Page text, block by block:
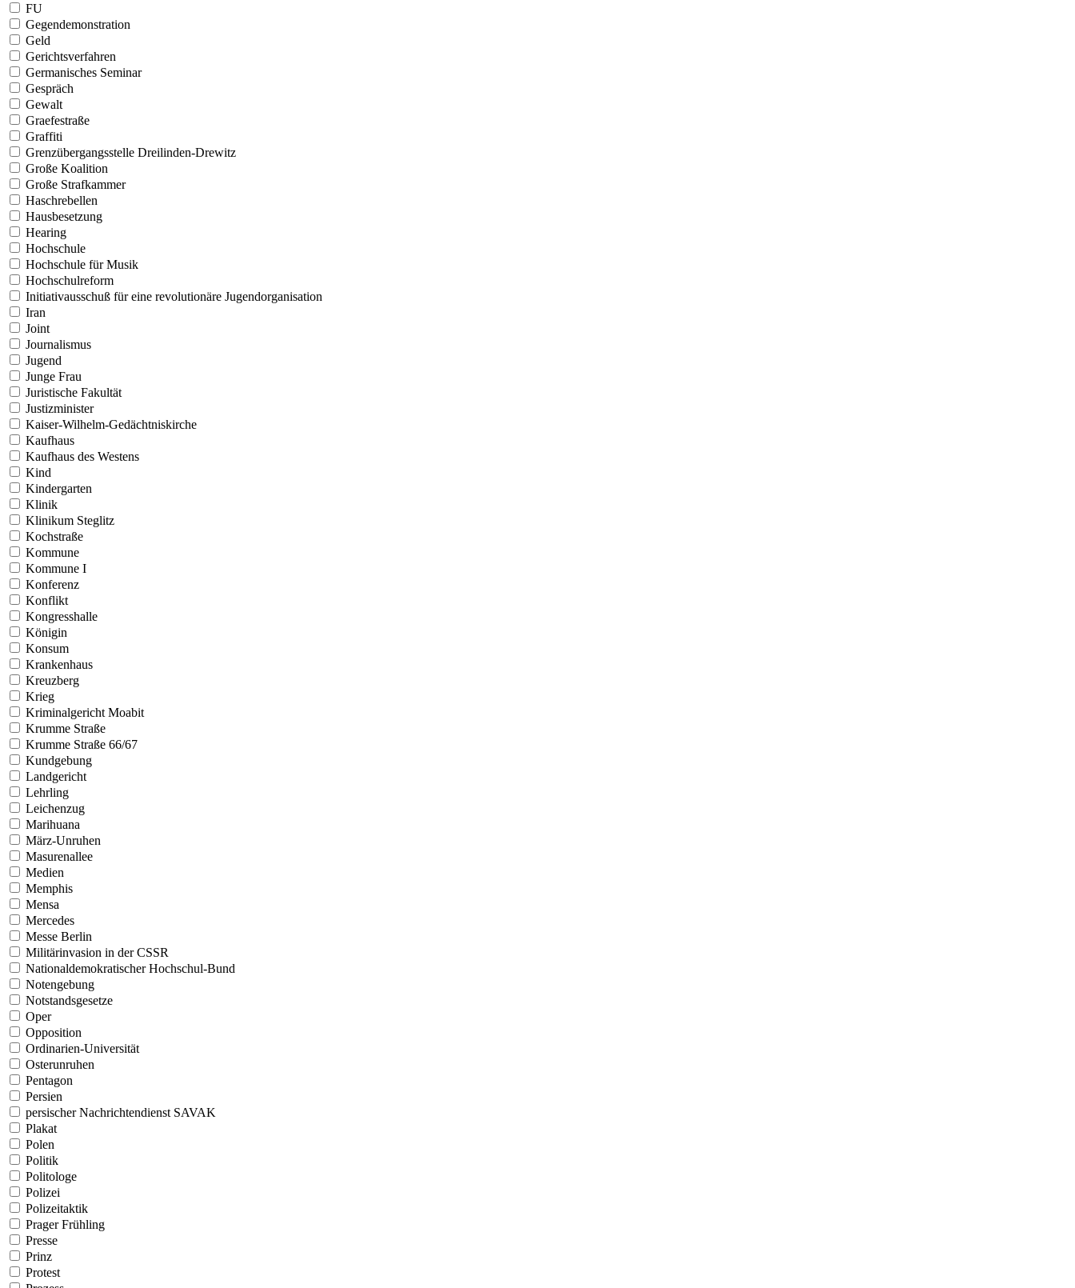
FU
Gegendemonstration
Geld
Gerichtsverfahren
Germanisches Seminar
Gespräch
Gewalt
Graefestraße
Graffiti
Grenzübergangsstelle Dreilinden-Drewitz
Große Koalition
Große Strafkammer
Haschrebellen
Hausbesetzung
Hearing
Hochschule
Hochschule für Musik
Hochschulreform
Initiativausschuß für eine revolutionäre Jugendorganisation
Iran
Joint
Journalismus
Jugend
Junge Frau
Juristische Fakultät
Justizminister
Kaiser-Wilhelm-Gedächtniskirche
Kaufhaus
Kaufhaus des Westens
Kind
Kindergarten
Klinik
Klinikum Steglitz
Kochstraße
Kommune
Kommune I
Konferenz
Konflikt
Kongresshalle
Königin
Konsum
Krankenhaus
Kreuzberg
Krieg
Kriminalgericht Moabit
Krumme Straße
Krumme Straße 66/67
Kundgebung
Landgericht
Lehrling
Leichenzug
Marihuana
März-Unruhen
Masurenallee
Medien
Memphis
Mensa
Mercedes
Messe Berlin
Militärinvasion in der CSSR
Nationaldemokratischer Hochschul-Bund
Notengebung
Notstandsgesetze
Oper
Opposition
Ordinarien-Universität
Osterunruhen
Pentagon
Persien
persischer Nachrichtendienst SAVAK
Plakat
Polen
Politik
Politologe
Polizei
Polizeitaktik
Prager Frühling
Presse
Prinz
Protest